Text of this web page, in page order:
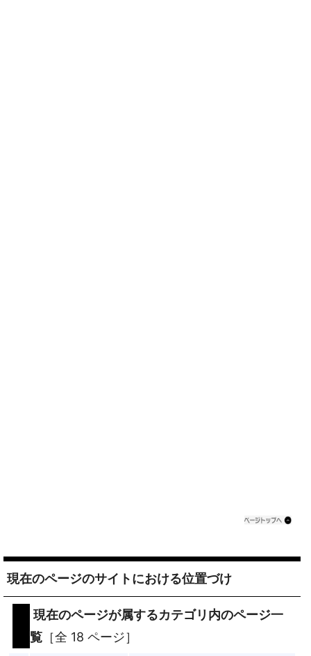
現在のページのサイトにおける位置づけ
現在のページが属するカテゴリ内のページ一
覧 ［全 18 ページ］